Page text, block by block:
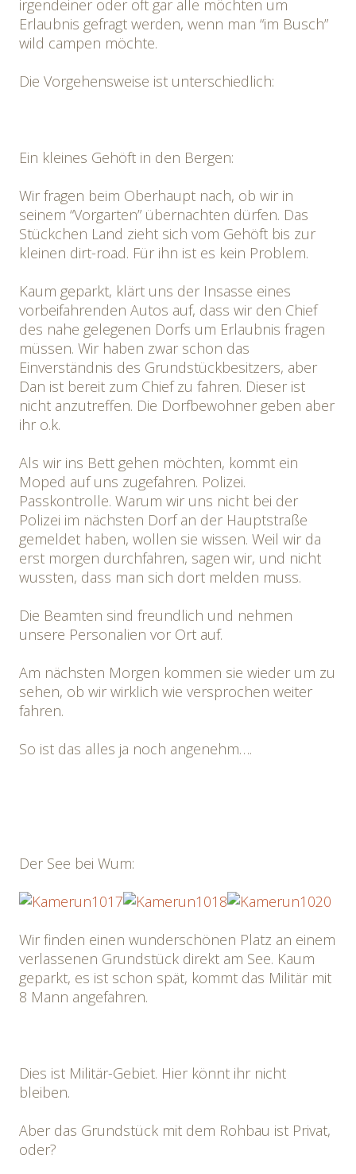
irgendeiner oder oft gar alle möchten um
Erlaubnis gefragt werden, wenn man “im Busch”
wild campen möchte.
Die Vorgehensweise ist unterschiedlich:
Ein kleines Gehöft in den Bergen:
Wir fragen beim Oberhaupt nach, ob wir in
seinem “Vorgarten” übernachten dürfen. Das
Stückchen Land zieht sich vom Gehöft bis zur
kleinen dirt-road. Für ihn ist es kein Problem.
Kaum geparkt, klärt uns der Insasse eines
vorbeifahrenden Autos auf, dass wir den Chief
des nahe gelegenen Dorfs um Erlaubnis fragen
müssen. Wir haben zwar schon das
Einverständnis des Grundstückbesitzers, aber
Dan ist bereit zum Chief zu fahren. Dieser ist
nicht anzutreffen. Die Dorfbewohner geben aber
ihr o.k.
Als wir ins Bett gehen möchten, kommt ein
Moped auf uns zugefahren. Polizei.
Passkontrolle. Warum wir uns nicht bei der
Polizei im nächsten Dorf an der Hauptstraße
gemeldet haben, wollen sie wissen. Weil wir da
erst morgen durchfahren, sagen wir, und nicht
wussten, dass man sich dort melden muss.
Die Beamten sind freundlich und nehmen
unsere Personalien vor Ort auf.
Am nächsten Morgen kommen sie wieder um zu
sehen, ob wir wirklich wie versprochen weiter
fahren.
So ist das alles ja noch angenehm….
Der See bei Wum:
Wir finden einen wunderschönen Platz an einem
verlassenen Grundstück direkt am See. Kaum
geparkt, es ist schon spät, kommt das Militär mit
8 Mann angefahren.
Dies ist Militär-Gebiet. Hier könnt ihr nicht
bleiben.
Aber das Grundstück mit dem Rohbau ist Privat,
oder?